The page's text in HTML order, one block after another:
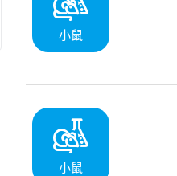
小鼠
小鼠